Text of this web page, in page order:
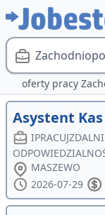
oferty pracy
Asystent
MASZEWO
2026-07-29